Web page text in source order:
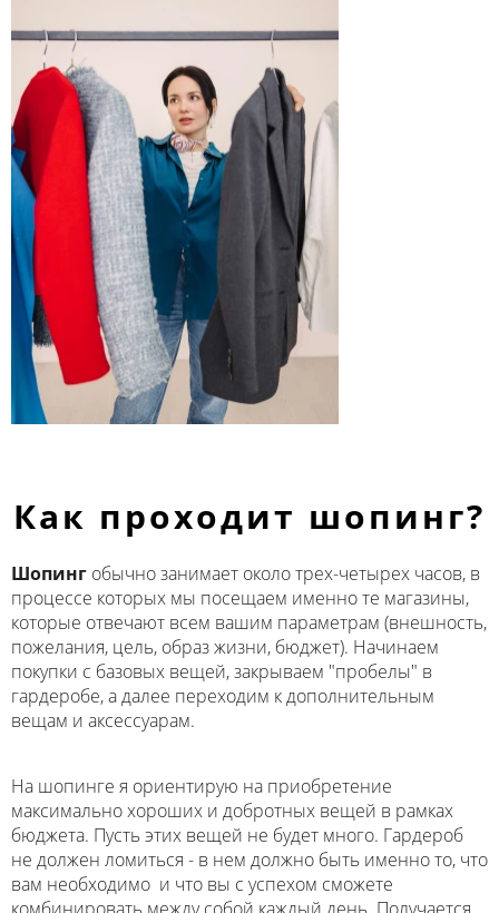
Как проходит шопинг?
Шопинг обычно занимает около трех-четырех часов, в
процессе которых мы посещаем именно те магазины,
которые отвечают всем вашим параметрам (внешность,
пожелания, цель, образ жизни, бюджет). Начинаем
покупки с базовых вещей, закрываем "пробелы" в
гардеробе, а далее переходим к дополнительным
вещам и аксессуарам.
На шопинге я ориентирую на приобретение
максимально хороших и добротных вещей в рамках
бюджета. Пусть этих вещей не будет много. Гардероб
не должен ломиться - в нем должно быть именно то, что
вам необходимо и что вы с успехом сможете